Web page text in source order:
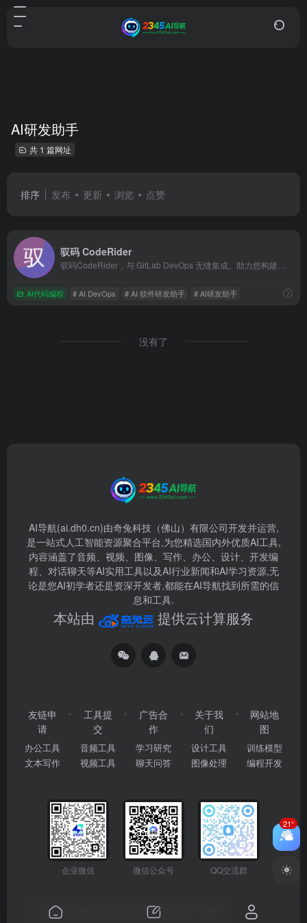
AI研发助手
共 1 篇网址
排序 发布 更新 浏览 点赞
驭码 CodeRider
AI代码编程 # AI DevOps # AI 软件研发助手 # AI研发助手
没有了
AI导航(ai.dh0.cn)由奇兔科技（佛山）有限公司开发并运营,
是一站式人工智能资源聚合平台,为您精选国内外优质AI工具,
内容涵盖了音频、视频、图像、写作、办公、设计、开发编
程、对话聊天等AI实用工具以及AI行业新闻和AI学习资源,无
论是您AI初学者还是资深开发者,都能在AI导航找到所需的信
息和工具.
本站由 提供云计算服务
友链申
请
办公工具
文本写作
工具提
交
音频工具
视频工具
广告合
作
学习研究
聊天问答
关于我
们
设计工具
图像处理
网站地
图
训练模型
编程开发
企业微信 微信公众号 QQ交流群
Copyright © 2026 粤ICP备2024177666号
21°